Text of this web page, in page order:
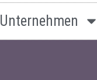
Unternehmen